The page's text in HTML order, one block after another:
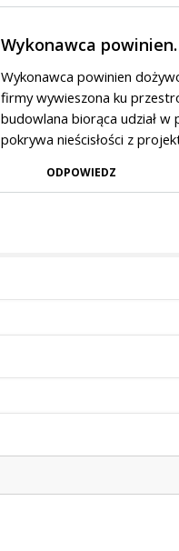
Wykonawca
Wykonawca powinien
firmy wywieszona ku
budowlana biorąca udział
pokrywa nieścisłości z
ODPOWIEDZ